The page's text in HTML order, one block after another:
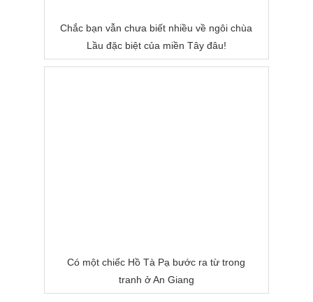
Chắc bạn vẫn chưa biết nhiều về ngôi chùa
Lầu đặc biệt của miền Tây đâu!
Có một chiếc Hồ Tà Pạ bước ra từ trong
tranh ở An Giang